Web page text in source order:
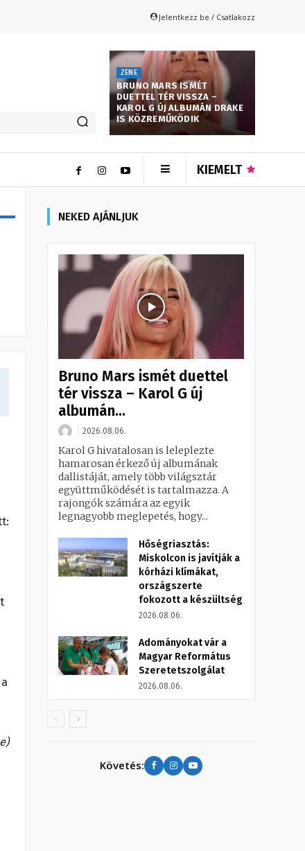
Jelentkezz be / Csatlakozz
ZENE
BRUNO MARS ISMÉT
DUETTEL TÉR VISSZA –
KAROL G ÚJ ALBUMÁN DRAKE
IS KÖZREMŰKÖDIK
KIEMELT
NEKED AJÁNLJUK
Bruno Mars ismét duettel
tér vissza – Karol G új
albumán...
2026.08.06.
Karol G hivatalosan is leleplezte
hamarosan érkező új albumának
dallistáját, amely több világsztár
együttműködését is tartalmazza. A
rajongók számára az egyik
legnagyobb meglepetés, hogy...
Hőségriasztás:
Miskolcon is javítják a
kórházi klímákat,
országszerte
fokozott a készültség
2026.08.06.
Adományokat vár a
Magyar Református
Szeretetszolgálat
2026.08.06.
Követés: